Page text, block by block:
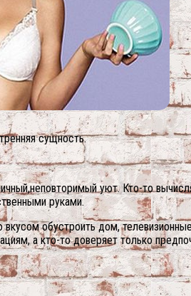
сущность.
уют. Кто-то
руками.
обустроить дом,
а кто-то доверяет только